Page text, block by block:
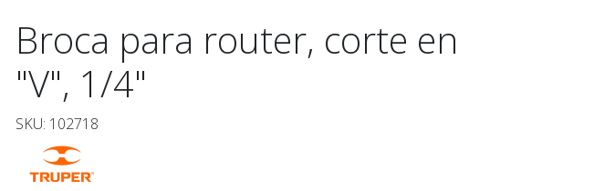
Broca para router, corte en
"V", 1/4"
SKU: 102718